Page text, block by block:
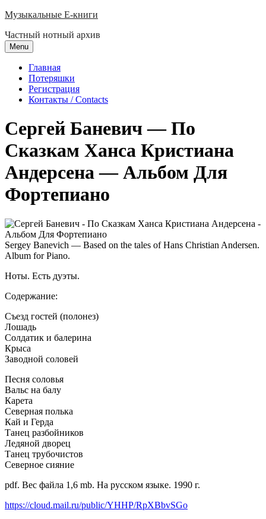
Skip
content
Музыкальные E-книги
Частный нотный архив
Menu
Главная
Потеряшки
Регистрация
Контакты / Contacts
Сергей Баневич — По
Сказкам Ханса Кристиана
Андерсена — Альбом Для
Фортепиано
Sergey Banevich — Based on the tales of Hans Christian Andersen.
Album for Piano.
Ноты. Есть дуэты.
Содержание:
Съезд гостей (полонез)
Лошадь
Солдатик и балерина
Крыса
Заводной соловей
Песня соловья
Вальс на балу
Карета
Северная полька
Кай и Герда
Танец разбойников
Ледяной дворец
Танец трубочистов
Северное сияние
pdf. Вес файла 1,6 mb. На русском языке. 1990 г.
https://cloud.mail.ru/public/YHHP/RpXBbvSGo